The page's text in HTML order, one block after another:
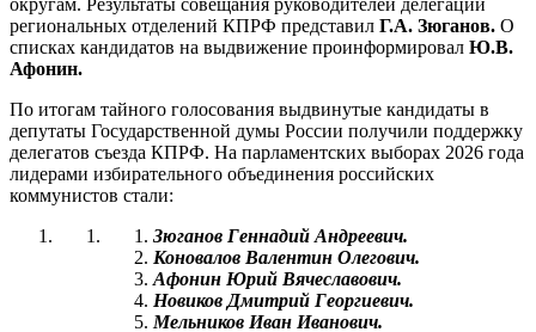
региональных отделений КПРФ представил Г.А. Зюганов. О
списках кандидатов на выдвижение проинформировал Ю.В.
Афонин.
По итогам тайного голосования выдвинутые кандидаты в
депутаты Государственной думы России получили поддержку
делегатов съезда КПРФ. На парламентских выборах 2026 года
лидерами избирательного объединения российских
коммунистов стали:
Зюганов Геннадий Андреевич.
Коновалов Валентин Олегович.
Афонин Юрий Вячеславович.
Новиков Дмитрий Георгиевич.
Мельников Иван Иванович.